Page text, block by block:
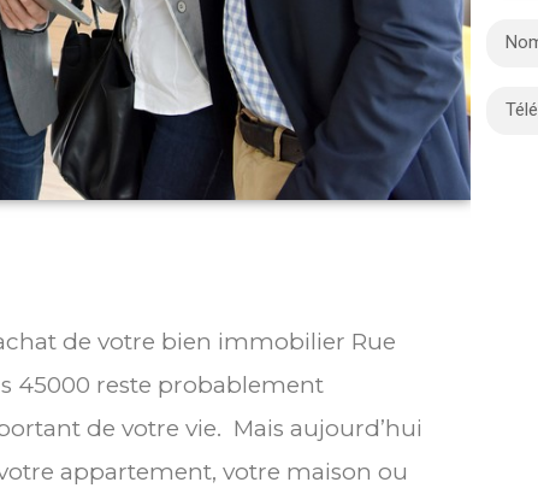
de votre bien immobilier Rue
45000 reste probablement
de votre vie. Mais aujourd’hui
appartement, votre maison ou